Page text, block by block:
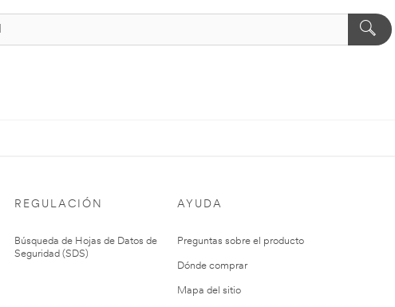
REGULACIÓN
Búsqueda de Hojas de Datos de
Seguridad (SDS)
AYUDA
Preguntas sobre el producto
Dónde comprar
Mapa del sitio